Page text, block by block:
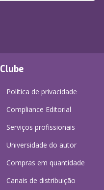
Política de privacidade
Compliance Editorial
Serviços profissionais
Universidade do autor
Compras em quantidade
Canais de distribuição